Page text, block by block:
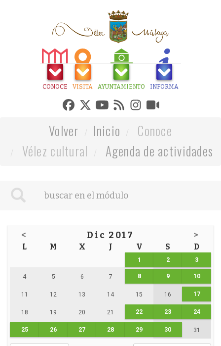
CONOCE VISITA AYUNTAMIENTO INFORMA
Volver Inicio
Conoce
Vélez cultural
Agenda de actividades
< Dic 2017 >
L M X J V S D
1 2 3
4 5 6 7 8 9 10
11 12 13 14 15 16 17
18 19 20 21 22 23 24
25 26 27 28 29 30 31